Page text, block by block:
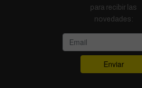
para recibir las
novedades: